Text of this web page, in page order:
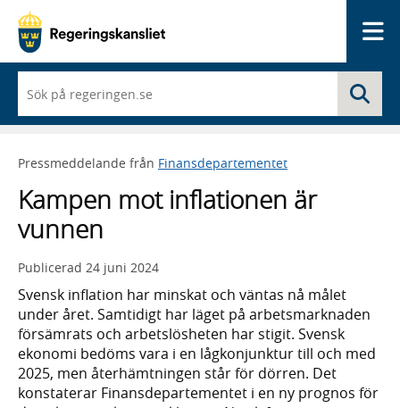
du
börjar
skriva
framträder
lista
med
sökförslag
Pressmeddelande från Finansdepartementet
Kampen mot inflationen är
vunnen
Publicerad 24 juni 2024
Svensk inflation har minskat och väntas nå målet
under året. Samtidigt har läget på arbetsmarknaden
försämrats och arbetslösheten har stigit. Svensk
ekonomi bedöms vara i en lågkonjunktur till och med
2025, men återhämtningen står för dörren. Det
konstaterar Finansdepartementet i en ny prognos för